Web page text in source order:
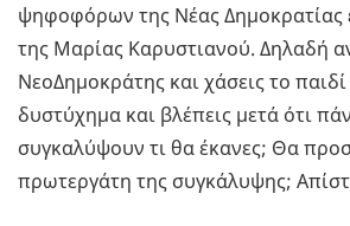
ψηφοφόρων της Νέας Δημοκρατίας
της Μαρίας Καρυστιανού. Δηλαδή
ΝεοΔημοκράτης και χάσεις το
δυστύχημα και βλέπεις μετά ότι
συγκαλύψουν τι θα έκανες; Θα
πρωτεργάτη της συγκάλυψης;